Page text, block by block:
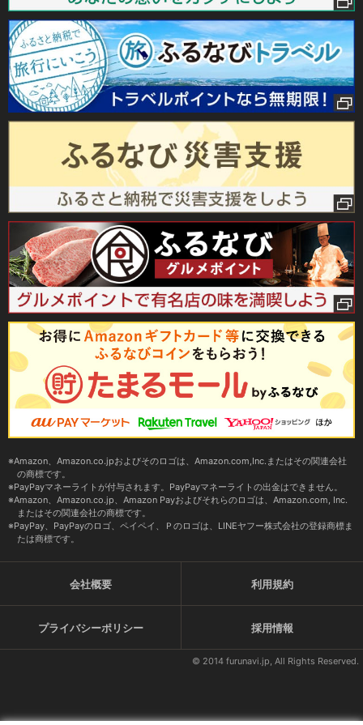
Amazon、Amazon.co.jpおよびそのロゴは、Amazon.com,Inc.またはその関連会社
の商標です。
PayPayマネーライトが付与されます。PayPayマネーライトの出金はできません。
Amazon、Amazon.co.jp、Amazon Payおよびそれらのロゴは、Amazon.com, Inc.
またはその関連会社の商標です。
PayPay、PayPayのロゴ、ペイペイ、Ｐのロゴは、LINEヤフー株式会社の登録商標ま
たは商標です。
会社概要 利用規約
プライバシーポリシー 採用情報
© 2014 furunavi.jp, All Rights Reserved.